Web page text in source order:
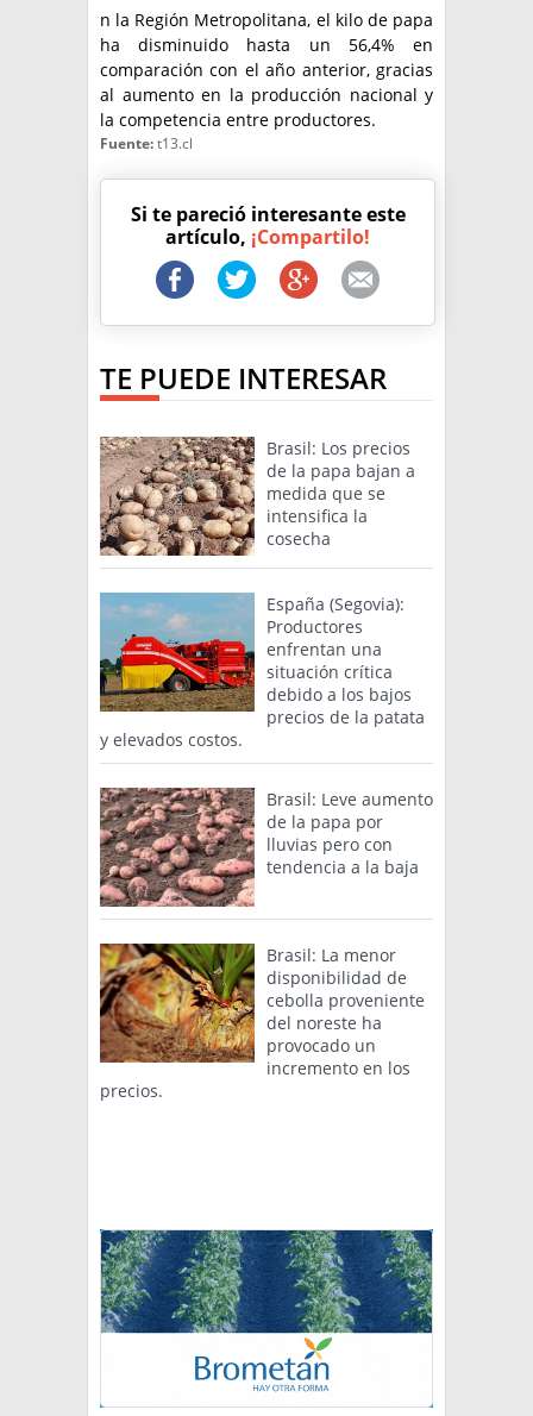
CONTACTO
n la Región Metropolitana, el kilo de papa
ha disminuido hasta un 56,4% en
comparación con el año anterior, gracias
al aumento en la producción nacional y
la competencia entre productores.
Fuente:t13.cl
Si te pareció interesante este
artículo, ¡Compartilo!
TE PUEDE INTERESAR
Brasil: Los precios
de la papa bajan a
medida que se
intensifica la
cosecha
España (Segovia):
Productores
enfrentan una
situación crítica
debido a los bajos
precios de la patata
y elevados costos.
Brasil: Leve aumento
de la papa por
lluvias pero con
tendencia a la baja
Brasil: La menor
disponibilidad de
cebolla proveniente
del noreste ha
provocado un
incremento en los
precios.